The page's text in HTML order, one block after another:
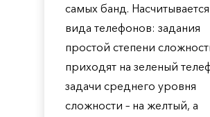
самых банд.
вида телефонов: задания
простой степени
приходят на зеленый
задачи среднего уровня
сложности – на желтый, а